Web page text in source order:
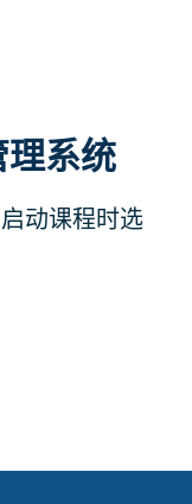
系统
动课程时选